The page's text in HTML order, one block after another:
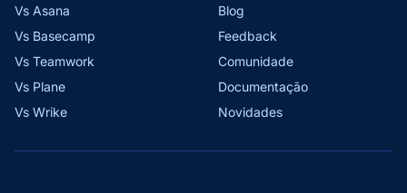
Vs Asana
Vs Basecamp
Vs Teamwork
Vs Plane
Vs Wrike
Blog
Feedback
Comunidade
Documentação
Novidades